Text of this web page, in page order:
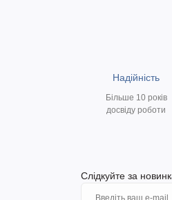
Надійність
Більше 10 років
досвіду роботи
Слідкуйте за